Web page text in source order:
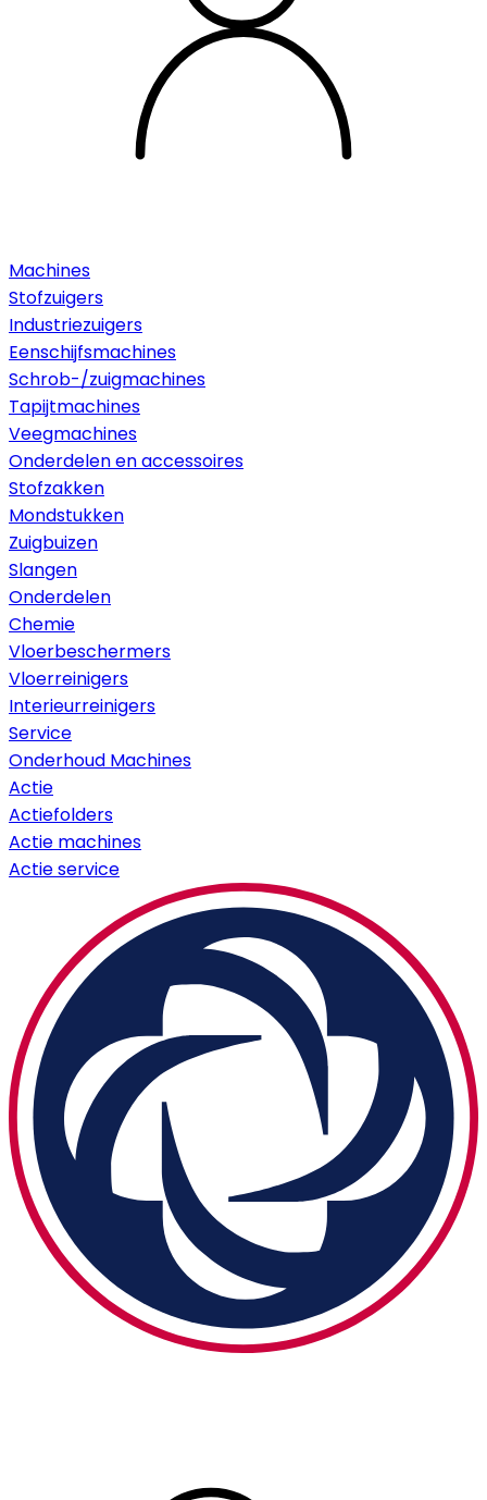
Machines
Stofzuigers
Industriezuigers
Eenschijfsmachines
Schrob-/zuigmachines
Tapijtmachines
Veegmachines
Onderdelen en accessoires
Stofzakken
Mondstukken
Zuigbuizen
Slangen
Onderdelen
Chemie
Vloerbeschermers
Vloerreinigers
Interieurreinigers
Service
Onderhoud Machines
Actie
Actiefolders
Actie machines
Actie service